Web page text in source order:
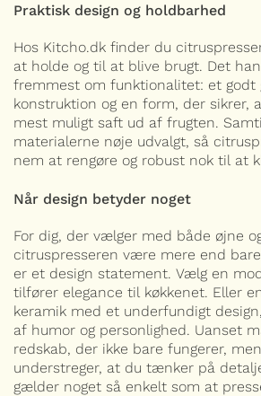
Praktisk design og holdbarhed
Hos Kitcho.dk finder du
at holde og til at blive brugt. Det
fremmest om funktionalitet: et godt
konstruktion og en form, der sikrer,
mest muligt saft ud af frugten.
materialerne nøje udvalgt, så
nem at rengøre og robust nok til at
Når design betyder noget
For dig, der vælger med både øjne
citruspresseren være mere end
er et design statement. Vælg en
tilfører elegance til køkkenet. Eller
keramik med et underfundigt
af humor og personlighed. Uanset
redskab, der ikke bare fungerer,
understreger, at du tænker på
gælder noget så enkelt som at